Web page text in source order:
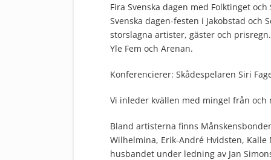
Fira Svenska dagen med Folktinget
Svenska dagen-festen i Jakobstad
storslagna artister, gäster och
Yle Fem och Arenan.
Konferencierer: Skådespelaren Siri
Vi inleder kvällen med mingel från och
Bland artisterna finns
Wilhelmina, Erik-André Hvidsten, Kalle
husbandet under ledning av Jan